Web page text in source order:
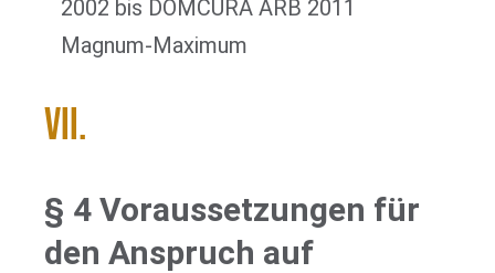
2002 bis DOMCURA ARB 2011
Magnum-Maximum
VII.
§ 4 Voraussetzungen für
den Anspruch auf